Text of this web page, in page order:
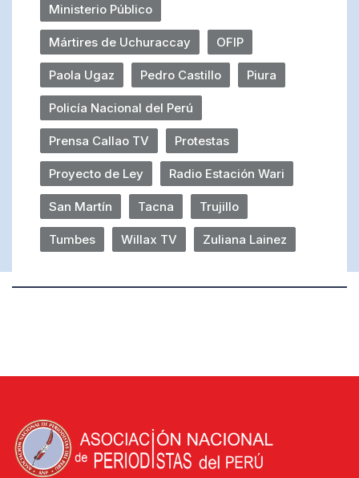
Ministerio Público
Mártires de Uchuraccay OFIP
Paola Ugaz Pedro Castillo Piura
Policía Nacional del Perú
Prensa Callao TV Protestas
Proyecto de Ley Radio Estación Wari
San Martín Tacna Trujillo
Tumbes Willax TV Zuliana Lainez